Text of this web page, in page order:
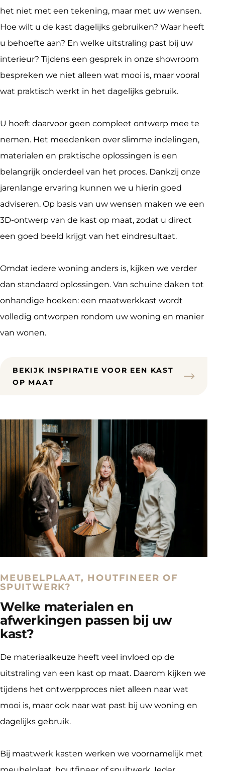
het niet met een tekening, maar met uw wensen.
Hoe wilt u de kast dagelijks gebruiken? Waar heeft
u behoefte aan? En welke uitstraling past bij uw
interieur? Tijdens een gesprek in onze showroom
bespreken we niet alleen wat mooi is, maar vooral
wat praktisch werkt in het dagelijks gebruik.
U hoeft daarvoor geen compleet ontwerp mee te
nemen. Het meedenken over slimme indelingen,
materialen en praktische oplossingen is een
belangrijk onderdeel van het proces. Dankzij onze
jarenlange ervaring kunnen we u hierin goed
adviseren. Op basis van uw wensen maken we een
3D-ontwerp van de kast op maat, zodat u direct
een goed beeld krijgt van het eindresultaat.
Omdat iedere woning anders is, kijken we verder
dan standaard oplossingen. Van schuine daken tot
onhandige hoeken: een maatwerkkast wordt
volledig ontworpen rondom uw woning en manier
van wonen.
BEKIJK INSPIRATIE VOOR EEN KAST
OP MAAT
MEUBELPLAAT, HOUTFINEER OF
SPUITWERK?
Welke materialen en
afwerkingen passen bij uw
kast?
De materiaalkeuze heeft veel invloed op de
uitstraling van een kast op maat. Daarom kijken we
tijdens het ontwerpproces niet alleen naar wat
mooi is, maar ook naar wat past bij uw woning en
dagelijks gebruik.
Bij maatwerk kasten werken we voornamelijk met